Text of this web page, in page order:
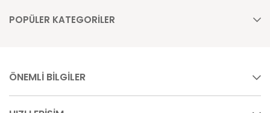
POPÜLER KATEGORİLER
ÖNEMLİ BİLGİLER